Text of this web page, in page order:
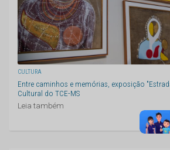
CULTURA
Entre caminhos e memórias, exposição
Cultural do TCE-MS
Leia também